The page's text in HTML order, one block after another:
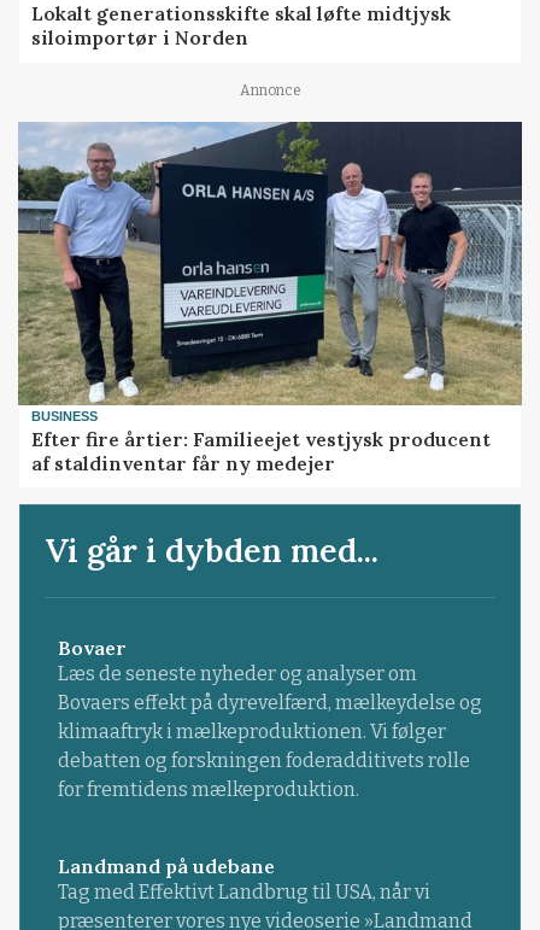
Lokalt generationsskifte skal løfte midtjysk
siloimportør i Norden
Annonce
BUSINESS
Efter fire årtier: Familieejet vestjysk producent
af staldinventar får ny medejer
Vi går i dybden med...
Bovaer
Læs de seneste nyheder og analyser om
Bovaers effekt på dyrevelfærd, mælkeydelse og
klimaaftryk i mælkeproduktionen. Vi følger
debatten og forskningen foderadditivets rolle
for fremtidens mælkeproduktion.
Landmand på udebane
Tag med Effektivt Landbrug til USA, når vi
præsenterer vores nye videoserie »Landmand